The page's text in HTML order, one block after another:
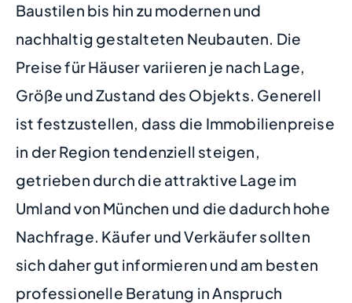
Baustilen bis hin zu modernen und
nachhaltig gestalteten Neubauten. Die
Preise für Häuser variieren je nach Lage,
Größe und Zustand des Objekts. Generell
ist festzustellen, dass die Immobilienpreise
in der Region tendenziell steigen,
getrieben durch die attraktive Lage im
Umland von München und die dadurch hohe
Nachfrage. Käufer und Verkäufer sollten
sich daher gut informieren und am besten
professionelle Beratung in Anspruch